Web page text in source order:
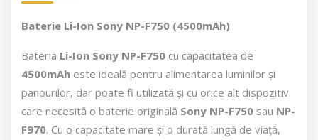
Baterie Li-Ion Sony NP-F750 (4500mAh)
Bateria Li-Ion Sony NP-F750 cu capacitatea de
4500mAh este ideală pentru alimentarea luminilor și
panourilor, dar poate fi utilizată și cu orice alt dispozitiv
care necesită o baterie originală Sony NP-F750 sau NP-
F970. Cu o capacitate mare și o durată lungă de viață,